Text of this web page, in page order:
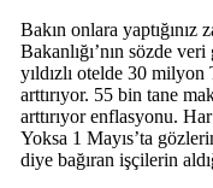
Bakın onlara
Bakanlığı’nın sözde
yıldızlı otelde 30
arttırıyor. 55 bin tane
arttırıyor enflasyonu.
Yoksa 1 Mayıs’ta
diye bağıran işçilerin